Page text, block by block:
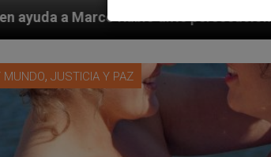
de colonos judíos que afecta
MUNDO, JUSTICIA Y PAZ